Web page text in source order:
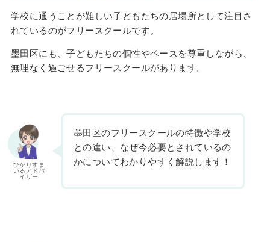
学校に通うことが難しい子どもたちの居場所として注目さ
れているのがフリースクールです。
墨田区にも、子どもたちの個性やペースを尊重しながら、
無理なく過ごせるフリースクールがあります。
ひかりすま
いるアドバ
イザー
墨田区のフリースクールの特徴や学校
との違い、なぜ今必要とされているの
かについてわかりやすく解説します！